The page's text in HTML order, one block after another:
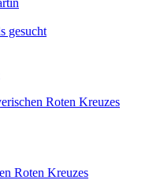
gesucht
Roten Kreuzes
Roten Kreuzes